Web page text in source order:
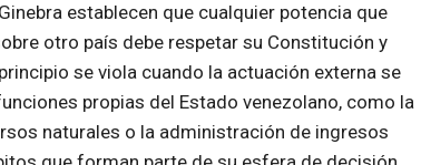
establecen que cualquier potencia que
otro país debe respetar su Constitución y
se viola cuando la actuación externa se
propias del Estado venezolano, como la
naturales o la administración de ingresos